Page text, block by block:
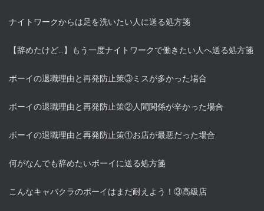
ナイトワークからは足を洗いたい人に送る処方箋
【辞めたけど…】もう一度ナイトワークで働きたい人へ送る処方箋
ボーイの退職理由と再発防止策③ミスが多かった場合
ボーイの退職理由と再発防止策②人間関係が辛かった場合
ボーイの退職理由と再発防止策①お店が最悪だった場合
何がなんでも辞めたいボーイに送る処方箋
こんなキャバクラのボーイはまだ耐えよう！③高級店